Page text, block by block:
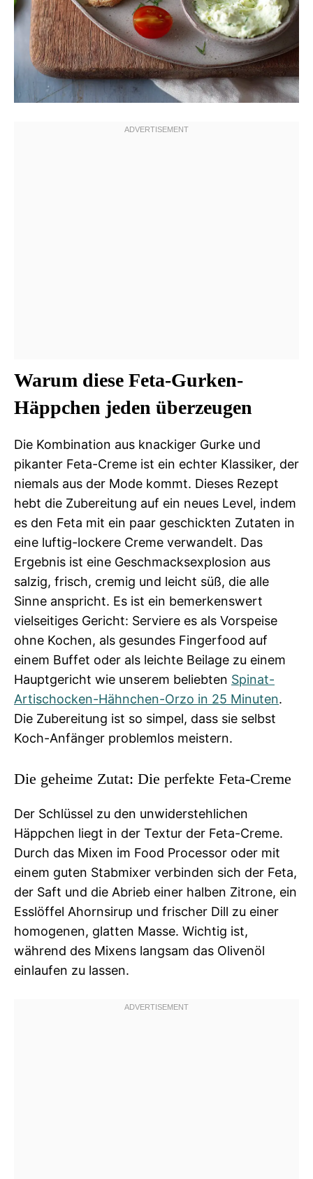
Warum diese Feta-Gurken-
Häppchen jeden überzeugen
Die Kombination aus knackiger Gurke und
pikanter Feta-Creme ist ein echter Klassiker, der
niemals aus der Mode kommt. Dieses Rezept
hebt die Zubereitung auf ein neues Level, indem
es den Feta mit ein paar geschickten Zutaten in
eine luftig-lockere Creme verwandelt. Das
Ergebnis ist eine Geschmacksexplosion aus
salzig, frisch, cremig und leicht süß, die alle
Sinne anspricht. Es ist ein bemerkenswert
vielseitiges Gericht: Serviere es als Vorspeise
ohne Kochen, als gesundes Fingerfood auf
einem Buffet oder als leichte Beilage zu einem
Hauptgericht wie unserem beliebten Spinat-
Artischocken-Hähnchen-Orzo in 25 Minuten.
Die Zubereitung ist so simpel, dass sie selbst
Koch-Anfänger problemlos meistern.
Die geheime Zutat: Die perfekte Feta-Creme
Der Schlüssel zu den unwiderstehlichen
Häppchen liegt in der Textur der Feta-Creme.
Durch das Mixen im Food Processor oder mit
einem guten Stabmixer verbinden sich der Feta,
der Saft und die Abrieb einer halben Zitrone, ein
Esslöffel Ahornsirup und frischer Dill zu einer
homogenen, glatten Masse. Wichtig ist,
während des Mixens langsam das Olivenöl
einlaufen zu lassen.